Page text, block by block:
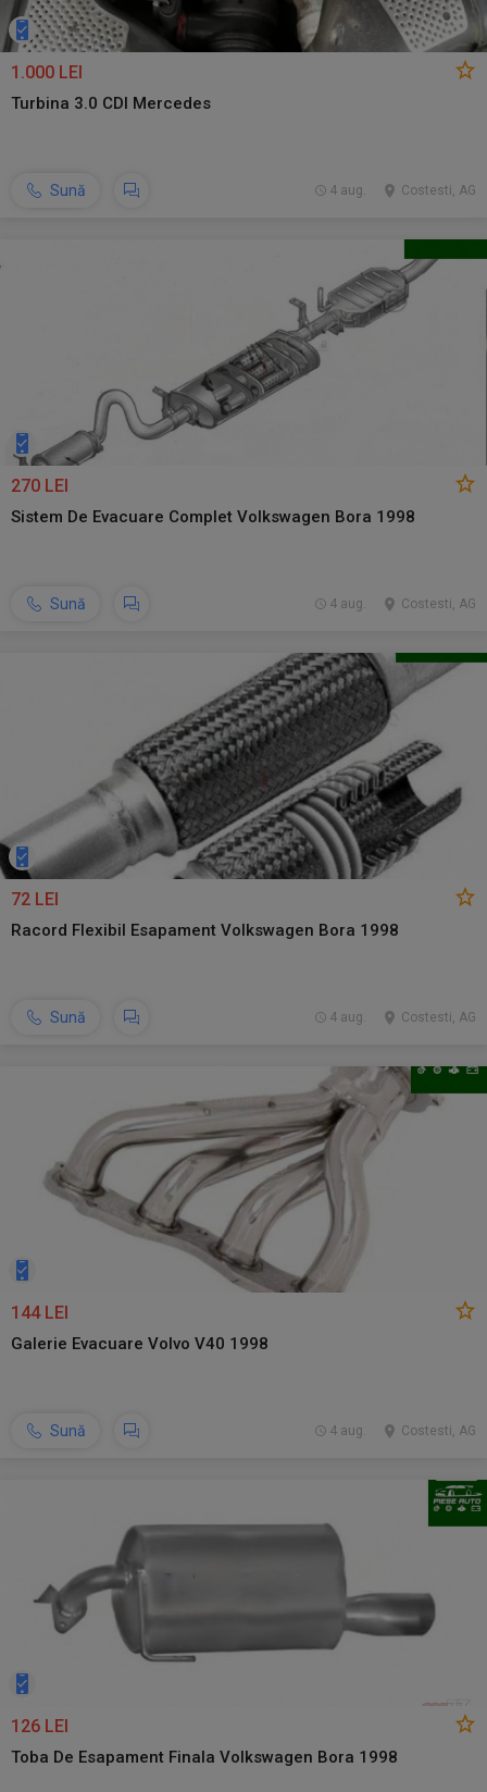
1.000 LEI
Turbina 3.0 CDI Mercedes
Sună Costesti, AG
4 aug.
270 LEI
Sistem De Evacuare Complet Volkswagen Bora 1998
Sună Costesti, AG
4 aug.
72 LEI
Racord Flexibil Esapament Volkswagen Bora 1998
Sună Costesti, AG
4 aug.
144 LEI
Galerie Evacuare Volvo V40 1998
Sună Costesti, AG
4 aug.
126 LEI
Toba De Esapament Finala Volkswagen Bora 1998